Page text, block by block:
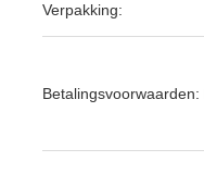
Verpakking:
Betalingsvoorwaarden: